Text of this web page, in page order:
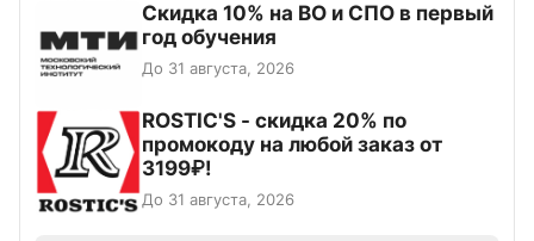
Скидка 10% на ВО и СПО в первый
год обучения
До 31 августа, 2026
ROSTIC'S - скидка 20% по
промокоду на любой заказ от
3199₽!
До 31 августа, 2026